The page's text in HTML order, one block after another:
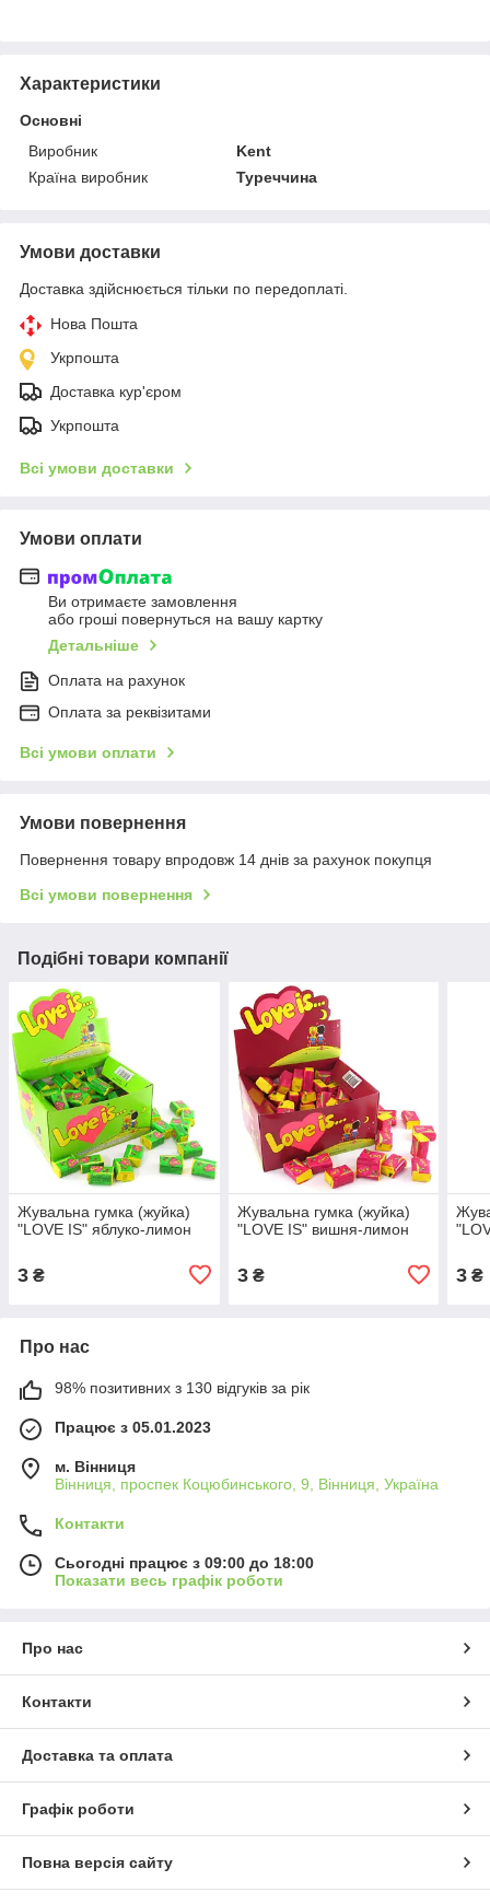
Характеристики
Основні
Виробник
Kent
Країна виробник
Туреччина
Умови доставки
Доставка здійснюється тільки по передоплаті.
Нова Пошта
Укрпошта
Доставка кур'єром
Укрпошта
Всі умови доставки
Умови оплати
Ви отримаєте замовлення
або гроші повернуться на вашу картку
Детальніше
Оплата на рахунок
Оплата за реквізитами
Всі умови оплати
Умови повернення
Повернення товару впродовж 14 днів за рахунок покупця
Всі умови повернення
Подібні товари компанії
Жувальна гумка (жуйка)
"LOVE IS" яблуко-лимон
3 ₴
Жувальна гумка (жуйка)
"LOVE IS" вишня-лимон
3₴ 3 ₴
Про нас
98% позитивних з 130 відгуків за рік
Працює з 05.01.2023
м. Вінниця
Вінниця, проспек Коцюбинського, 9, Вінниця, Україна
Контакти
Сьогодні працює з 09:00 до 18:00
Показати весь графік роботи
Про нас
Контакти
Доставка та оплата
Графік роботи
Повна версія сайту